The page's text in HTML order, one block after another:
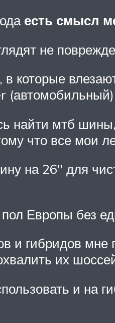
есть смысл
не
в которые
найти мтб
что все мои
на 26″ для
Европы без
и гибридов мне
их
и на